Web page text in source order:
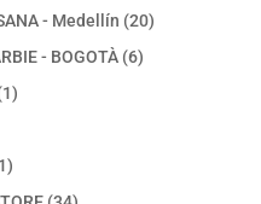
productos
- Medellín 2020
- BOGOTÀ 66
11
1
producto